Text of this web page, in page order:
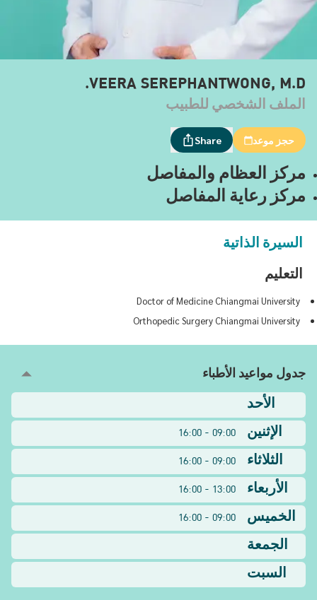
VEERA SEREPHANTWONG, M.D.
الملف الشخصي للطبيب
حجز موعد Share
مركز العظام والمفاصل
مركز رعاية المفاصل
السيرة الذاتية
التعليم
Doctor of Medicine Chiangmai University
Orthopedic Surgery Chiangmai University
جدول مواعيد الأطباء
الأحد
الإثنين
09:00 - 16:00
الثلاثاء
09:00 - 16:00
الأربعاء
13:00 - 16:00
الخميس
09:00 - 16:00
الجمعة
السبت